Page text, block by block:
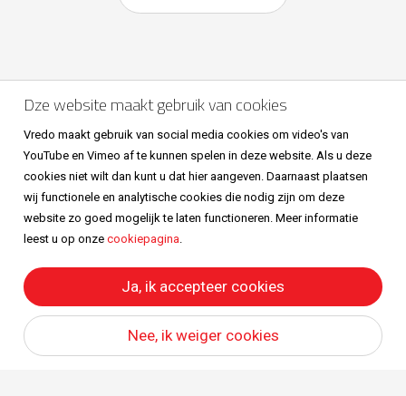
Volg ons ook op
All right reserved © Vredo 2026.
Sitemap
Dze website maakt gebruik van cookies
Vredo maakt gebruik van social media cookies om video's van
YouTube en Vimeo af te kunnen spelen in deze website. Als u deze
cookies niet wilt dan kunt u dat hier aangeven. Daarnaast plaatsen
wij functionele en analytische cookies die nodig zijn om deze
website zo goed mogelijk te laten functioneren. Meer informatie
leest u op onze cookiepagina.
Ja, ik accepteer cookies
Nee, ik weiger cookies